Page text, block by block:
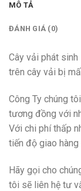
MÔ TẢ
ĐÁNH GIÁ (0)
Cây vải phát sinh
trên cây vải bị
Công Ty chúng
tương đồng với
Với chi phí thấp
tiến độ giao hàng
Hãy gọi cho
tôi sẽ liên hệ tư